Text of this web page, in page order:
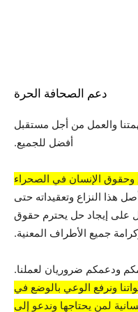
دعم الصحافة الحرة
والعمل من أجل مستقبل
أفضل للجميع.
وحقوق الإنسان في الصحراء
هذا النزاع وتعقيداته حتى
على إيجاد حل يحترم حقوق
جميع الأطراف المعنية.
ودعمكم ضروريان لعملنا.
ونرفع الوعي بالوضع في
لمن يحتاجها وندعو إلى